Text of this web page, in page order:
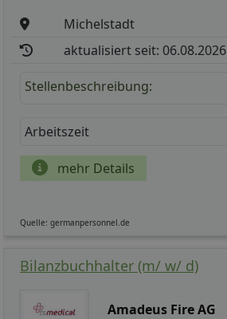
Michelstadt
aktualisiert seit: 06.08.2026
Stellenbeschreibung:
Arbeitszeit
mehr Details
Quelle: germanpersonnel.de
Bilanzbuchhalter (m/ w/ d)
Amadeus Fire AG